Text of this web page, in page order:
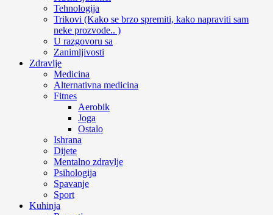
Tehnologija
Trikovi (Kako se brzo spremiti, kako napraviti sam
neke prozvode.. )
U razgovoru sa
Zanimljivosti
Zdravlje
Medicina
Alternativna medicina
Fitnes
Aerobik
Joga
Ostalo
Ishrana
Dijete
Mentalno zdravlje
Psihologija
Spavanje
Sport
Kuhinja